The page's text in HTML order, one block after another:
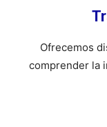
Ofrecemos
comprender la